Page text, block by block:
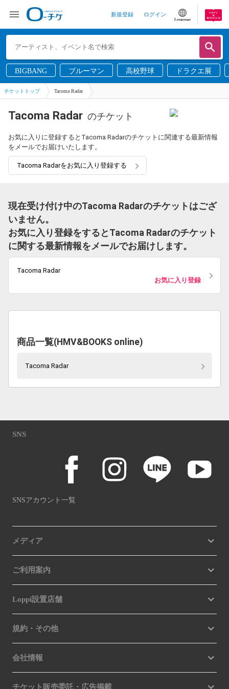
新規登録 ログイン
Language
BIGBANG ブルーマン 高校野球 ドラクエ展
チケットトップ Tacoma Radar
Tacoma Radar のチケット
お気に入りに登録するとTacoma Radarのチケットに関連する最新情報
をメールでお届けいたします。
Tacoma Radarをお気に入り登録する
現在受け付け中のTacoma Radarのチケットはござ
いません。
お気に入り登録をするとTacoma Radarのチケット
に関する最新情報をメールでお届けします。
Tacoma Radar
お気に入り登録
商品一覧(HMV&BOOKS online)
Tacoma Radar
SNS
SNSアカウント一覧
メディア
ご利用案内
Loppi設置店舗
規約・その他
会社情報
チケット販売委託・広告掲載